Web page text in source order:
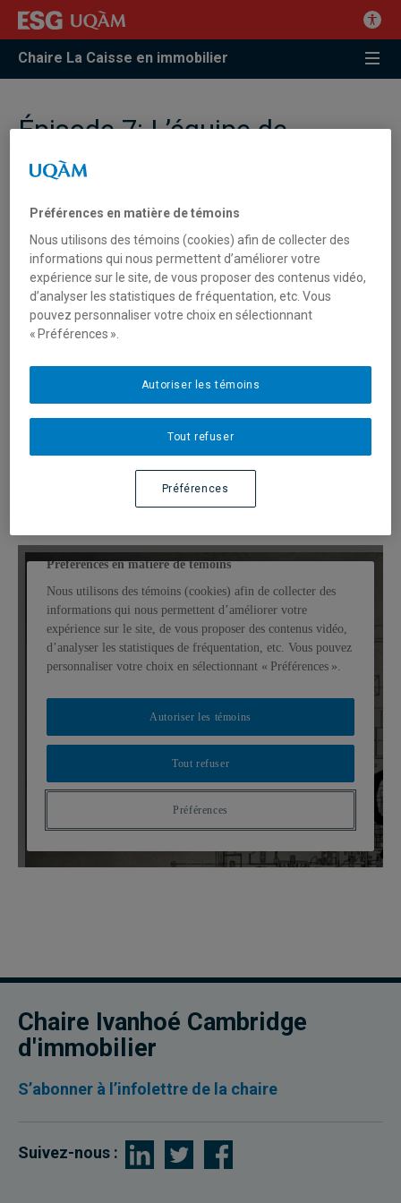
Chaire La Caisse en immobilier
Épisode 7: L’équipe de
gestion en immobilier
Le ou la gestionnaire d’immeubles, qu’il s’agisse d’immeubles
multi-résidentiels, à bureaux, commerciaux, industriels ou à
usage mixte, doit relever de nombreux défis. Il doit apprendre
à résoudre rapidement et régulièrement divers types de
problèmes, mais surtout, le gestionnaire doit maitriser des
connaissances variées en gestion technique de bâtiments,
urbanisme, gestion des risques, marketing, droit, analyse
les compétences nécessaires pour communiquer
efficacement avec ses collaborateurs, fournisseurs de
La gestion immobilière est donc une affaire d’équipe et le
coordonne l’équipe et tous les services nécessaires au bon
fonctionnement d’un édifice et répondant aux besoins des
locataires et usagers.
Chaire Ivanhoé Cambridge
d'immobilier
S’abonner à l’infolettre de la chaire
Suivez-nous :
Préférences en matière de témoins
Nous utilisons des témoins (cookies) afin de collecter des
informations qui nous permettent d’améliorer votre
expérience sur le site, de vous proposer des contenus vidéo,
d’analyser les statistiques de fréquentation, etc. Vous
pouvez personnaliser votre choix en sélectionnant
« Préférences ».
Tout refuser
Autoriser les témoins
Préférences